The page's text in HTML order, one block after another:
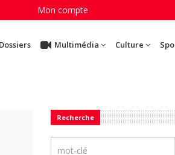
Mon compte
Dossiers Multimédia Culture
Recherche